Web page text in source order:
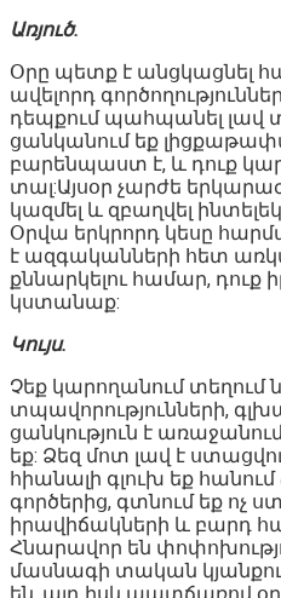
Առյուծ.
Օրը պետք է անցկացնել
ավելորդ
դեպքում պահպանել լավ
ցանկանում եք
բարենպաստ է, և դուք
տալ:Այսօր չարժե
կազմել և զբաղվել
Օրվա երկրորդ կեսը
է ազգականների հետ
քննարկելու համար, դուք
կստանաք:
Կույս.
Չեք կարողանում տեղում
տպավորությունների,
ցանկություն է
եք: Ձեզ մոտ լավ է
հիանալի գլուխ եք
գործերից, գտնում եք ոչ
իրավիճակների և բարդ
Հնարավոր են
մասնագի տական